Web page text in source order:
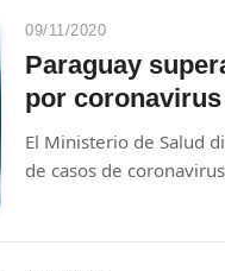
09/11/2020
Paraguay
por coronavirus
El Ministerio de Salud
de casos de